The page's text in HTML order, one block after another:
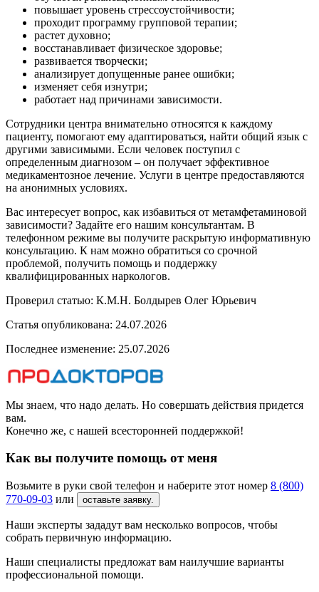
повышает уровень стрессоустойчивости;
проходит программу групповой терапии;
растет духовно;
восстанавливает физическое здоровье;
развивается творчески;
анализирует допущенные ранее ошибки;
изменяет себя изнутри;
работает над причинами зависимости.
Сотрудники центра внимательно относятся к каждому
пациенту, помогают ему адаптироваться, найти общий язык с
другими зависимыми. Если человек поступил с
определенным диагнозом – он получает эффективное
медикаментозное лечение. Услуги в центре предоставляются
на анонимных условиях.
Вас интересует вопрос, как избавиться от метамфетаминовой
зависимости? Задайте его нашим консультантам. В
телефонном режиме вы получите раскрытую информативную
консультацию. К нам можно обратиться со срочной
проблемой, получить помощь и поддержку
квалифицированных наркологов.
Проверил статью: К.М.Н. Болдырев Олег Юрьевич
Статья опубликована: 24.07.2026
Последнее изменение: 25.07.2026
Мы знаем, что надо делать. Но совершать действия придется
вам.
Конечно же, с нашей всесторонней поддержкой!
Как вы получите помощь от меня
Возьмите в руки свой телефон и наберите этот номер 8 (800)
770-09-03 или оставьте заявку.
Наши эксперты зададут вам несколько вопросов, чтобы
собрать первичную информацию.
Наши специалисты предложат вам наилучшие варианты
профессиональной помощи.